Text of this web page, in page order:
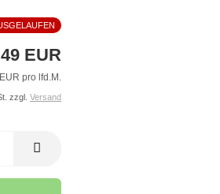
EUR
pro lfd.M.
zzgl. Versand